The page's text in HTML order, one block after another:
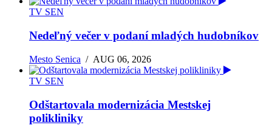
TV SEN
Nedeľný večer v podaní mladých hudobníkov
Mesto Senica /AUG 06, 2026
TV SEN
Odštartovala modernizácia Mestskej
polikliniky